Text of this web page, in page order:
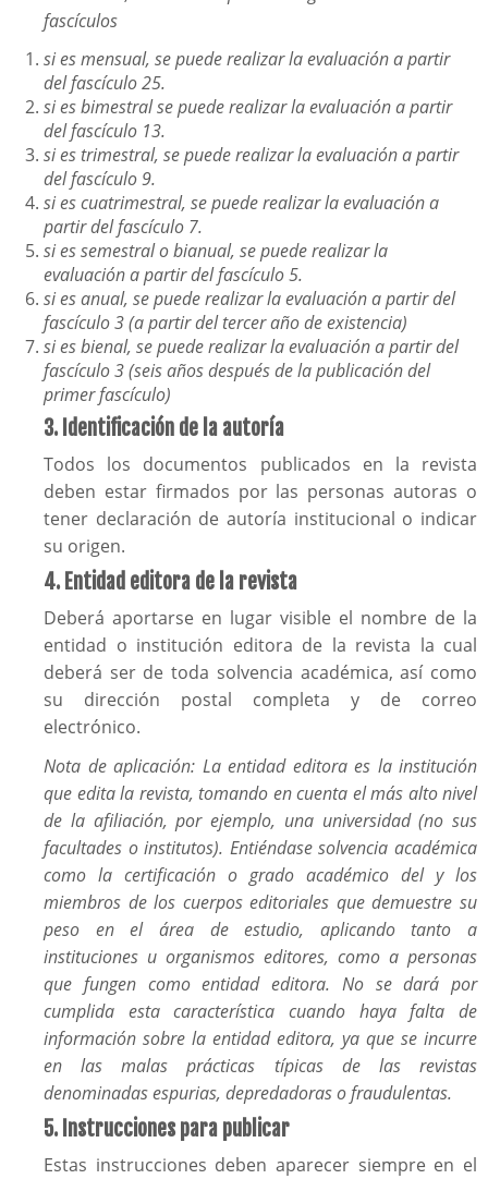
fascículos
si es mensual, se puede realizar la evaluación a partir
del fascículo 25.
si es bimestral se puede realizar la evaluación a partir
del fascículo 13.
si es trimestral, se puede realizar la evaluación a partir
del fascículo 9.
si es cuatrimestral, se puede realizar la evaluación a
partir del fascículo 7.
si es semestral o bianual, se puede realizar la
evaluación a partir del fascículo 5.
si es anual, se puede realizar la evaluación a partir del
fascículo 3 (a partir del tercer año de existencia)
si es bienal, se puede realizar la evaluación a partir del
fascículo 3 (seis años después de la publicación del
primer fascículo)
3. Identificación de la autoría
Todos los documentos publicados en la revista
deben estar firmados por las personas autoras o
tener declaración de autoría institucional o indicar
su origen.
4. Entidad editora de la revista
Deberá aportarse en lugar visible el nombre de la
entidad o institución editora de la revista la cual
deberá ser de toda solvencia académica, así como
su dirección postal completa y de correo
electrónico.
Nota de aplicación: La entidad editora es la institución
que edita la revista, tomando en cuenta el más alto nivel
de la afiliación, por ejemplo, una universidad (no sus
facultades o institutos). Entiéndase solvencia académica
como la certificación o grado académico del y los
miembros de los cuerpos editoriales que demuestre su
peso en el área de estudio, aplicando tanto a
instituciones u organismos editores, como a personas
que fungen como entidad editora. No se dará por
cumplida esta característica cuando haya falta de
información sobre la entidad editora, ya que se incurre
en las malas prácticas típicas de las revistas
denominadas espurias, depredadoras o fraudulentas.
5. Instrucciones para publicar
Estas instrucciones deben aparecer siempre en el